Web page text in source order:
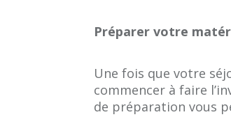
Préparer votre
Une fois que votre
commencer à faire
de préparation vous